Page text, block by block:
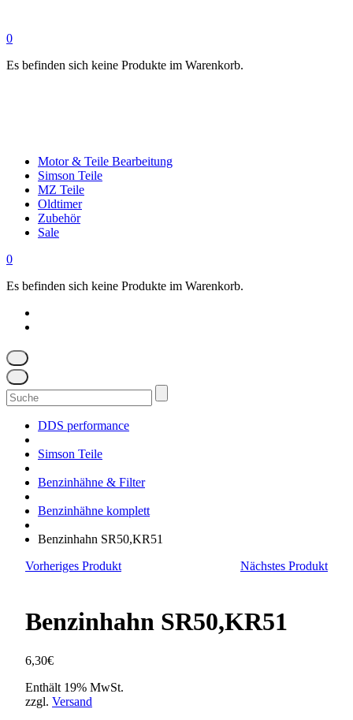
0
Es befinden sich keine Produkte im Warenkorb.
Motor & Teile Bearbeitung
Simson Teile
MZ Teile
Oldtimer
Zubehör
Sale
0
Es befinden sich keine Produkte im Warenkorb.
Suchen
nach:
DDS performance
Simson Teile
Benzinhähne & Filter
Benzinhähne komplett
Benzinhahn SR50,KR51
Vorheriges Produkt
Nächstes Produkt
Benzinhahn SR50,KR51
6,30€
Enthält 19% MwSt.
zzgl. Versand